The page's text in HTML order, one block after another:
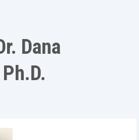
Dana